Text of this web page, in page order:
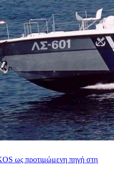
ως προτιμώμενη πηγή στη